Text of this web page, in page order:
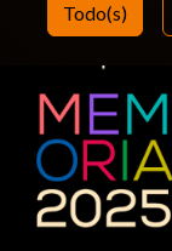
Todo(s)